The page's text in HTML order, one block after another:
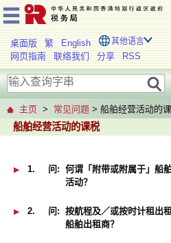
桌面版 繁 English 其他语言
网页指南 联络我们 分享 RSS
主页 > 常见问题 > 船舶经营活动的
船舶经营活动的课税
1.
问: 何谓「附带或附属于」船
活动？
2. 问: 按航程及／或按时计租出
船舶出租商？